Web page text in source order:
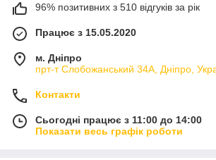
96% позитивних з 510 відгуків за рік
Працює з 15.05.2020
м. Дніпро
прт-т Слобожанський 34А, Дніпро,
Контакти
Сьогодні працює з 11:00 до 14:00
Показати весь графік роботи